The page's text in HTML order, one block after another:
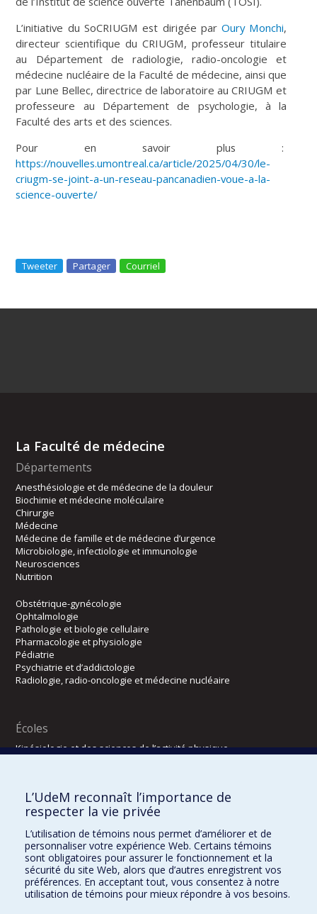
L’initiative du SoCRIUGM est dirigée parOury Monchi,
directeur scientifique du CRIUGM, professeur titulaire
au Département de radiologie, radio-oncologie et
médecine nucléaire de la Faculté de médecine, ainsi que
par Lune Bellec, directrice de laboratoire au CRIUGM et
professeure au Département de psychologie, à la
Faculté des arts et des sciences.
Pour en savoir plus :
https://nouvelles.umontreal.ca/article/2025/04/30/le-
criugm-se-joint-a-un-reseau-pancanadien-voue-a-la-
science-ouverte/
Tweeter Partager Courriel
La Faculté de médecine
Départements
Anesthésiologie et de médecine de la douleur
Biochimie et médecine moléculaire
Chirurgie
Médecine
Médecine de famille et de médecine d’urgence
Microbiologie, infectiologie et immunologie
Neurosciences
Nutrition
Obstétrique-gynécologie
Ophtalmologie
Pathologie et biologie cellulaire
Pharmacologie et physiologie
Pédiatrie
Psychiatrie et d’addictologie
Radiologie, radio-oncologie et médecine nucléaire
Écoles
Kinésiologie et des sciences de l’activité physique
Directions
DPC
CPASS
Éthique clinique
L’UdeM reconnaît l’importance de
respecter la vie privée
L’utilisation de témoins nous permet d’améliorer et de
personnaliser votre expérience Web. Certains témoins
sont obligatoires pour assurer le fonctionnement et la
sécurité du site Web, alors que d’autres enregistrent vos
préférences. En acceptant tout, vous consentez à notre
utilisation de témoins pour mieux répondre à vos besoins.